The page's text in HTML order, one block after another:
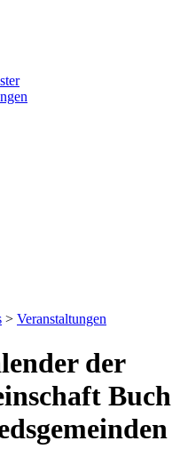
> Veranstaltungen
der
Buch